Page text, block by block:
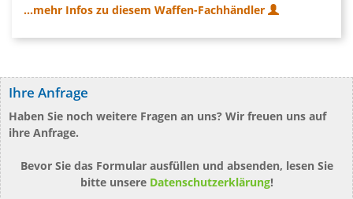
...mehr Infos zu diesem Waffen-Fachhändler
Ihre Anfrage
Haben Sie noch weitere Fragen an uns? Wir freuen uns auf
ihre Anfrage.
Bevor Sie das Formular ausfüllen und absenden, lesen Sie
bitte unsere Datenschutzerklärung!